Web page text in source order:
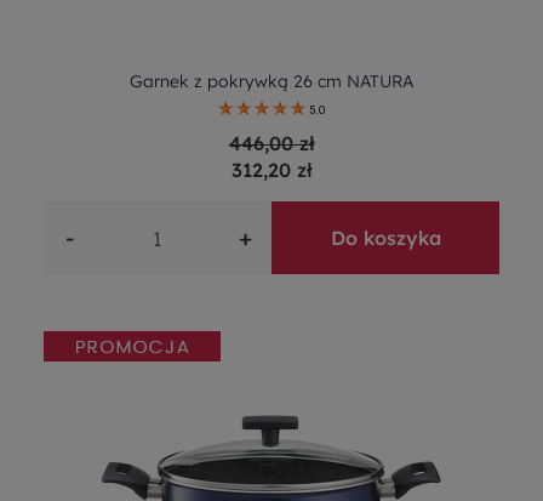
Garnek z pokrywką 26 cm NATURA
5.0
446,00 zł
312,20 zł
- + Do koszyka